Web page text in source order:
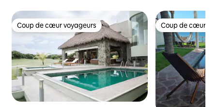
Coup de cœur voyageurs
Coup de cœur voyageurs Coup de cœur
Coup de cœur